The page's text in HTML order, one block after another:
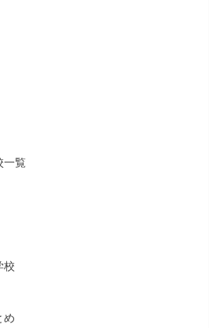
一覧
校
め